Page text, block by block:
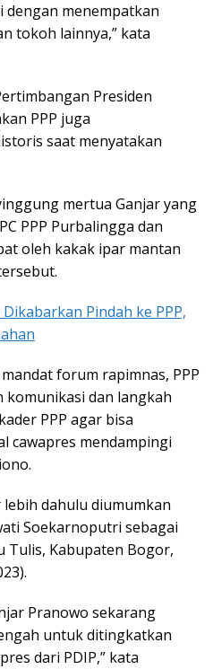
menempatkan
tokoh lainnya,” kata
Presiden
PPP juga
saat menyatakan
mertua Ganjar yang
PPP Purbalingga dan
oleh kakak ipar mantan
Pindah ke PPP,
forum rapimnas, PPP
komunikasi dan langkah
PPP agar bisa
cawapres mendampingi
lebih dahulu diumumkan
Soekarnoputri sebagai
Tulis, Kabupaten Bogor,
Pranowo sekarang
untuk ditingkatkan
dari PDIP,” kata